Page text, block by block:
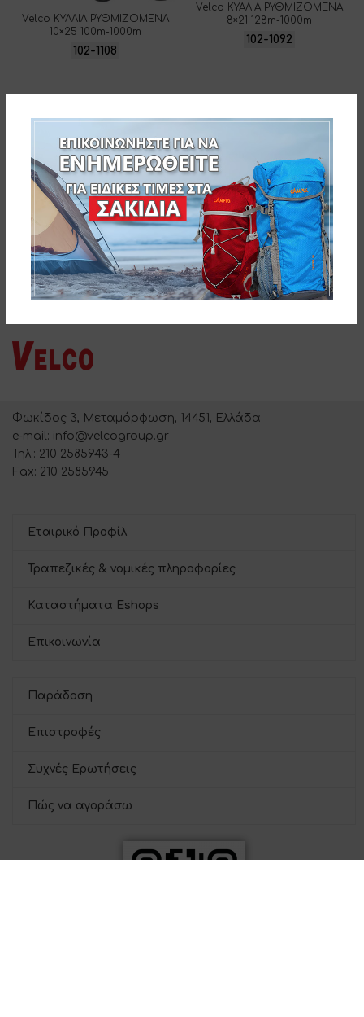
Velco ΚΥΑΛΙΑ ΡΥΘΜΙΖΟΜΕΝΑ
10×25 100m-1000m
102-1108
Velco ΚΥΑΛΙΑ ΡΥΘΜΙΖΟΜΕΝΑ
8×21 128m-1000m
102-1092
Φωκίδος 3, Μεταμόρφωση, 14451, Ελλάδα
e-mail: info@velcogroup.gr
Τηλ.: 210 2585943-4
Fax: 210 2585945
Εταιρικό Προφίλ
Τραπεζικές & νομικές πληροφορίες
Καταστήματα Eshops
Επικοινωνία
Παράδοση
Επιστροφές
Συχνές Ερωτήσεις
Πώς να αγοράσω